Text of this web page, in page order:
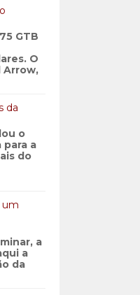
GTB
O
Arrow,
da
o
para a
do
um
a
a
da